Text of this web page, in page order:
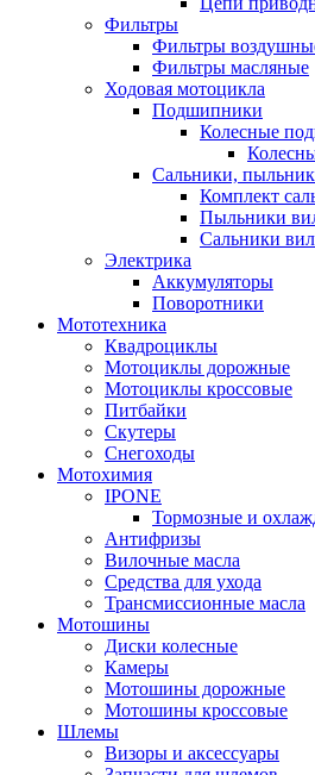
Фильтры
Фильтры
Фильтры масляные
Ходовая мотоцикла
Подшипники
Колесные
Сальники,
Комплект
Пыльники
Сальники
Электрика
Аккумуляторы
Поворотники
Мототехника
Квадроциклы
Мотоциклы дорожные
Мотоциклы кроссовые
Питбайки
Скутеры
Снегоходы
Мотохимия
IPONE
Тормозные и
Антифризы
Вилочные масла
Средства для ухода
Трансмиссионные масла
Мотошины
Диски колесные
Камеры
Мотошины дорожные
Мотошины кроссовые
Шлемы
Визоры и аксессуары